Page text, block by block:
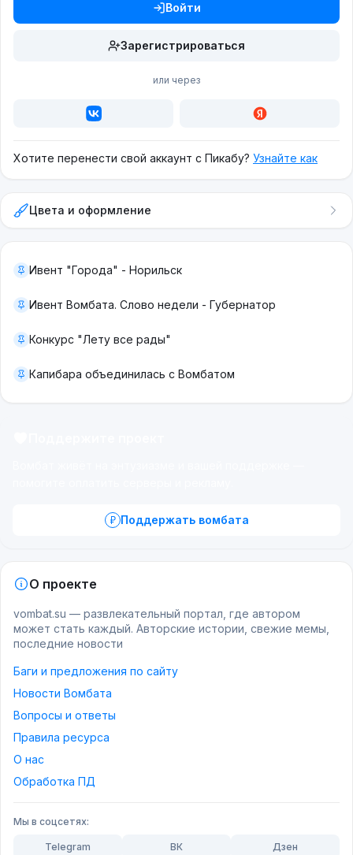
Войти
Зарегистрироваться
или через
Хотите перенести свой аккаунт с Пикабу? Узнайте как
Цвета и оформление
Ивент "Города" - Норильск
Ивент Вомбата. Слово недели - Губернатор
Конкурс "Лету все рады"
Капибара объединилась с Вомбатом
Поддержать вомбата
О проекте
vombat.su — развлекательный портал, где автором
может стать каждый. Авторские истории, свежие мемы,
последние новости
Баги и предложения по сайту
Новости Вомбата
Вопросы и ответы
Правила ресурса
О нас
Обработка ПД
Мы в соцсетях:
Telegram ВК Дзен